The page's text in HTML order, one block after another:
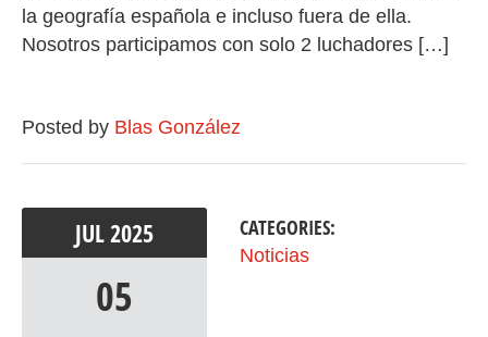
la geografía española e incluso fuera de ella.
Nosotros participamos con solo 2 luchadores […]
Posted by Blas González
JUL2025
05
CATEGORIES:
Noticias